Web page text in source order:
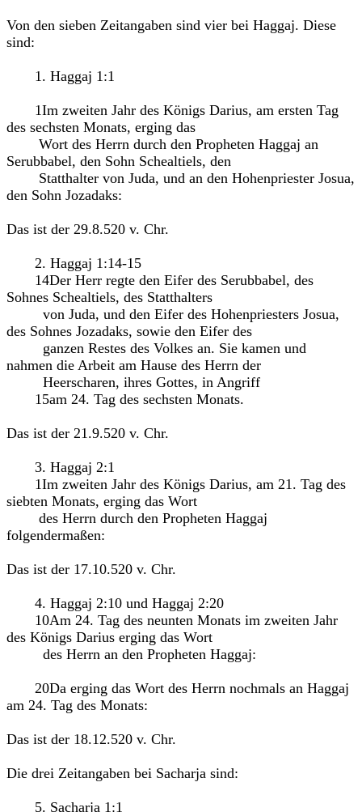
Von den sieben Zeitangaben sind vier bei Haggaj. Diese
sind:
1. Haggaj 1:1
1Im zweiten Jahr des Königs Darius, am ersten Tag
des sechsten Monats, erging das
Wort des Herrn durch den Propheten Haggaj an
Serubbabel, den Sohn Schealtiels, den
Statthalter von Juda, und an den Hohenpriester Josua,
den Sohn Jozadaks:
Das ist der 29.8.520 v. Chr.
2. Haggaj 1:14-15
14Der Herr regte den Eifer des Serubbabel, des
Sohnes Schealtiels, des Statthalters
von Juda, und den Eifer des Hohenpriesters Josua,
des Sohnes Jozadaks, sowie den Eifer des
ganzen Restes des Volkes an. Sie kamen und
nahmen die Arbeit am Hause des Herrn der
Heerscharen, ihres Gottes, in Angriff
15am 24. Tag des sechsten Monats.
Das ist der 21.9.520 v. Chr.
3. Haggaj 2:1
1Im zweiten Jahr des Königs Darius, am 21. Tag des
siebten Monats, erging das Wort
des Herrn durch den Propheten Haggaj
folgendermaßen:
Das ist der 17.10.520 v. Chr.
4. Haggaj 2:10 und Haggaj 2:20
10Am 24. Tag des neunten Monats im zweiten Jahr
des Königs Darius erging das Wort
des Herrn an den Propheten Haggaj:
20Da erging das Wort des Herrn nochmals an Haggaj
am 24. Tag des Monats:
Das ist der 18.12.520 v. Chr.
Die drei Zeitangaben bei Sacharja sind:
5. Sacharja 1:1